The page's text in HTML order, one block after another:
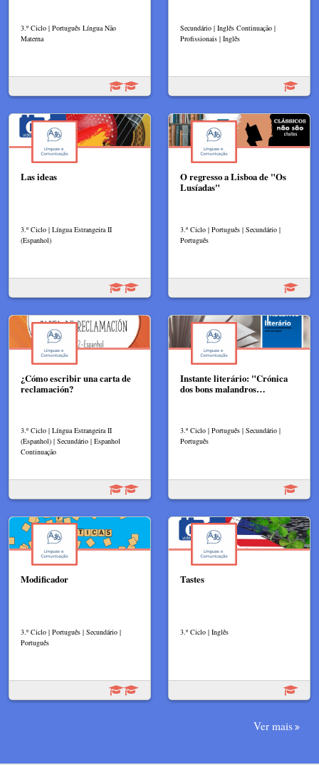
3.º Ciclo | Português Língua Não
Materna
Secundário | Inglês Continuação |
Profissionais | Inglês
Las ideas
3.º Ciclo | Língua Estrangeira II
(Espanhol)
O regresso a Lisboa de "Os
Lusíadas"
3.º Ciclo | Português | Secundário |
Português
¿Cómo escribir una carta de
reclamación?
3.º Ciclo | Língua Estrangeira II
(Espanhol) | Secundário | Espanhol
Continuação
Instante literário: "Crónica
dos bons malandros…
3.º Ciclo | Português | Secundário |
Português
Modificador
3.º Ciclo | Português | Secundário |
Português
Tastes
3.º Ciclo | Inglês
Ver mais